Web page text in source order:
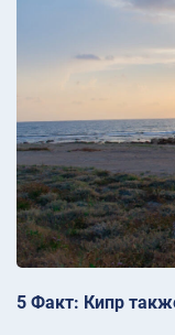
5 Факт: Кипр